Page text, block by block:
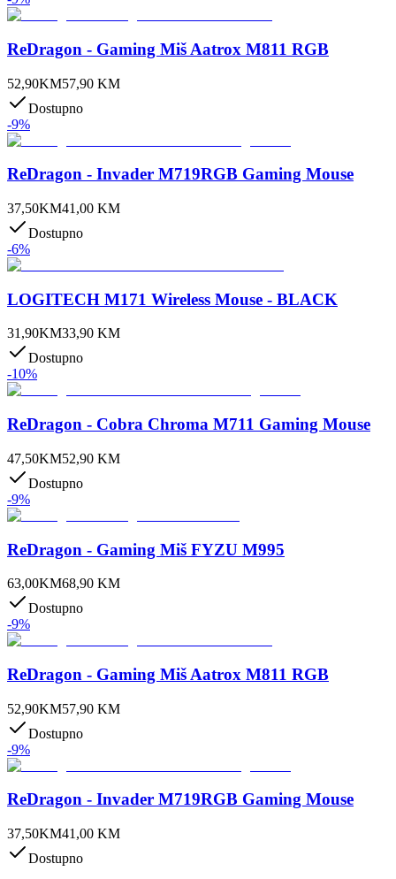
ReDragon - Gaming Miš Aatrox M811 RGB
52,90KM57,90 KM
Dostupno
-9%
ReDragon - Invader M719RGB Gaming Mouse
37,50KM41,00 KM
Dostupno
-6%
LOGITECH M171 Wireless Mouse - BLACK
31,90KM33,90 KM
Dostupno
-10%
ReDragon - Cobra Chroma M711 Gaming Mouse
47,50KM52,90 KM
Dostupno
-9%
ReDragon - Gaming Miš FYZU M995
63,00KM68,90 KM
Dostupno
-9%
ReDragon - Gaming Miš Aatrox M811 RGB
52,90KM57,90 KM
Dostupno
-9%
ReDragon - Invader M719RGB Gaming Mouse
37,50KM41,00 KM
Dostupno